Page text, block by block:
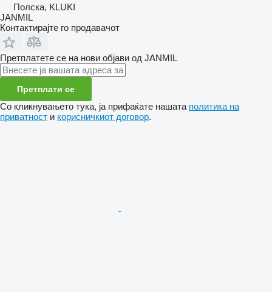
Полска, KLUKI
JANMIL
Контактирајте го продавачот
Претплатете се на нови објави од JANMIL
Претплати се
Со кликнувањето тука, ја прифаќате нашата политика на
приватност и корисничкиот договор.